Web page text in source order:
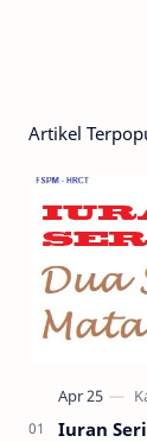
Artikel
Iuran